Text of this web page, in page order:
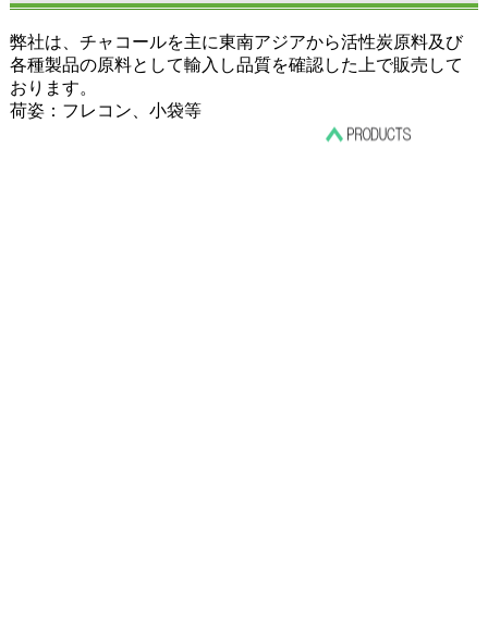
弊社は、チャコールを主に東南アジアから活性炭原料及び
各種製品の原料として輸入し品質を確認した上で販売して
おります。
荷姿：フレコン、小袋等